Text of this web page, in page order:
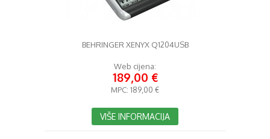
BEHRINGER XENYX Q1204USB
Web cijena:
189,00 €
MPC: 189,00 €
VIŠE INFORMACIJA